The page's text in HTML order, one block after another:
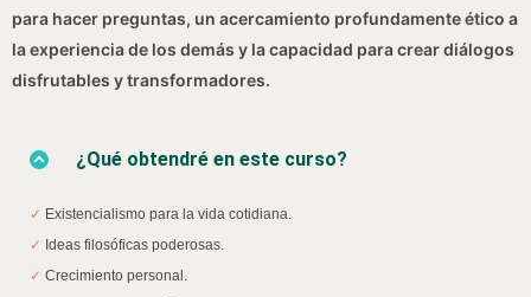
para hacer preguntas, un acercamiento profundamente ético a
la experiencia de los demás y la capacidad para crear diálogos
disfrutables y transformadores.
¿Qué obtendré en este curso?
✓ Existencialismo para la vida cotidiana.
✓ Ideas filosóficas poderosas.
✓ Crecimiento personal.